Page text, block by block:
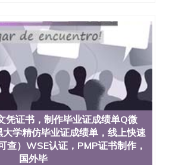
澳洲读CQU中央昆士兰大
位证书/澳洲读本科硕士做文凭/购
绩单假文凭学历
澳洲读书未毕
微信551190476澳洲读CQU中央
单购买学位证书/澳洲读本科硕
大学毕业证成绩单假文凭学历办
书，制作毕业证成绩单Q微
茨大学精仿毕业证成绩单，线上快
可查）WSE认证，PMP证书制
单遗失补办 Uni Konstanz
凭证书，制作毕业证成绩单Q微
学精仿毕业证成绩单，线上快速
查）WSE认证，PMP证书制作，
国外毕